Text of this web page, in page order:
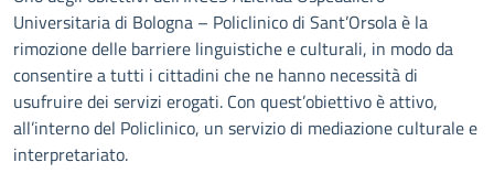
Universitaria di Bologna – Policlinico di Sant’Orsola è la
rimozione delle barriere linguistiche e culturali, in modo da
consentire a tutti i cittadini che ne hanno necessità di
usufruire dei servizi erogati. Con quest’obiettivo è attivo,
all’interno del Policlinico, un servizio di mediazione culturale e
interpretariato.